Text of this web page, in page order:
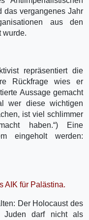
das vergangenes Jahr
aus den
wurde.
repräsentiert die
Rückfrage wies er
Aussage gemacht
wer diese wichtigen
ist viel schlimmer
haben.“) Eine
eingeholt werden:
AIK für Palästina.
Der Holocaust des
Juden darf nicht als